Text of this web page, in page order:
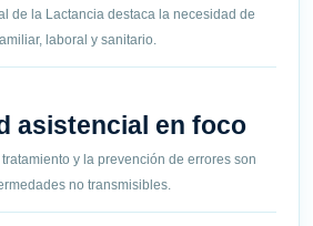
de la Lactancia destaca la necesidad de
laboral y sanitario.
asistencial en foco
y la prevención de errores son
no transmisibles.